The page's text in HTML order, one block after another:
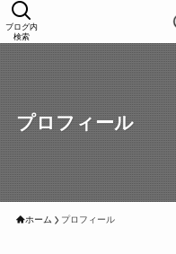
ブログ内
検索
プロフィール
ホーム プロフィール